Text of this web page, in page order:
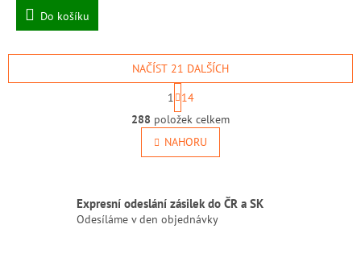
Do košíku
O
v
l
á
c
í
NAČÍST 21 DALŠÍCH
S
t
r
á
n
k
á
n
í
1
14
288 položek celkem
NAHORU
Expresní odeslání zásilek do ČR a SK
Odesíláme v den objednávky